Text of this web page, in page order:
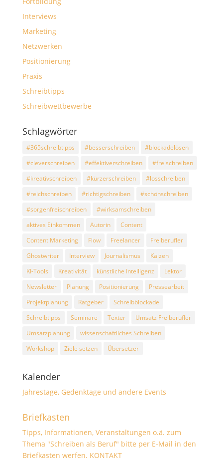
Interviews
Marketing
Netzwerken
Positionierung
Praxis
Schreibtipps
Schreibwettbewerbe
Schlagwörter
#365schreibtipps #besserschreiben
#blockadelösen
#cleverschreiben
#effektiverschreiben
#freischreiben
#kreativschreiben
#kürzerschreiben
#losschreiben
#reichschreiben
#richtigschreiben
#schönschreiben
#sorgenfreischreiben
#wirksamschreiben
aktives Einkommen
Autorin
Content
Content Marketing
Flow Freelancer
Freiberufler
Ghostwriter
Interview Journalismus
Kaizen
KI-Tools
Kreativität künstliche Intelligenz
Lektor
Newsletter
Planung Positionierung
Pressearbeit
Projektplanung
Ratgeber
Schreibblockade
Schreibtipps
Seminare Texter
Umsatz Freiberufler
Umsatzplanung
wissenschaftliches Schreiben
Workshop
Ziele setzen Übersetzer
Kalender
Jahrestage, Gedenktage und andere Events
Briefkasten
Tipps, Informationen, Veranstaltungen o.ä. zum
Thema "Schreiben als Beruf" bitte per E-Mail in den
Briefkasten werfen. KONTAKT